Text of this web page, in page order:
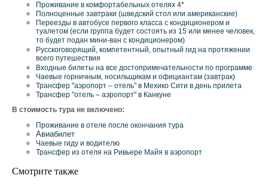
Проживание в комфортабельных отелях 4*
Полноценные завтраки (шведский стол или американские)
Переезды в автобусе первого класса с кондиционером и
туалетом (если группа будет состоять из 15 или менее человек,
то будет подан мини-ван с кондиционером)
Русскоговорящий, компетентный, опытный гид на протяжении
всего путешествия
Входные билеты на все достопримечательности по программе
Чаевые горничным, носильщикам и официантам (завтрак)
Трансфер "аэропорт – отель" в Мехико Сити в день прилета
Трансфер "отель – аэропорт" в Канкуне
В стоимость тура не включено:
Проживание в отеле после окончания тура
Авиабилет
Чаевые гиду и водителю
Трансфер из отеля на Ривьере Майя в аэропорт
Смотрите также